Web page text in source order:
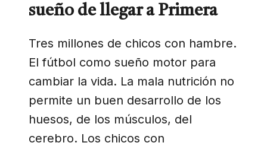
sueño de llegar a Primera
Tres millones de chicos con hambre.
El fútbol como sueño motor para
cambiar la vida. La mala nutrición no
permite un buen desarrollo de los
huesos, de los músculos, del
cerebro. Los chicos con